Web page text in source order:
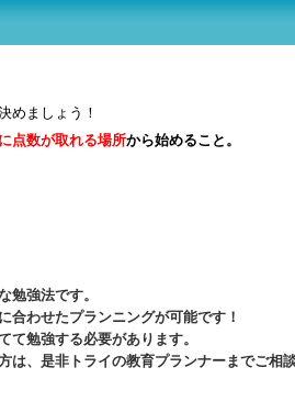
めましょう！
点数が取れる場所から始めること。
勉強法です。
合わせたプランニングが可能です！
て勉強する必要があります。
は、是非トライの教育プランナーまでご相